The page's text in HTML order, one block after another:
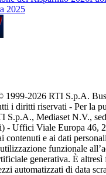
2025
1999-2026 RTI S.p.A.
i diritti riservati - Per la
S.p.A., Mediaset N.V.,
- Uffici Viale Europa 46,
contenuti e ai dati
funzionale
generativa. È
automatizzati di data